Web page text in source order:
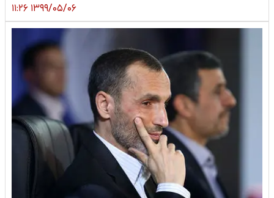
۱۳۹۹/۰۵/۰۶ ۱۱:۲۶